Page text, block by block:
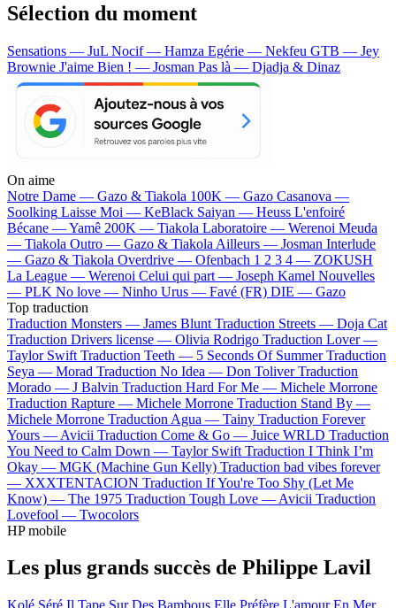
Sélection du moment
Sensations — JuL Nocif — Hamza Egérie — Nekfeu GTB — Jey
Brownie J'aime Bien ! — Josman Pas là — Djadja & Dinaz
On aime
Notre Dame — Gazo & Tiakola 100K — Gazo Casanova —
Soolking Laisse Moi — KeBlack Saiyan — Heuss L'enfoiré
Bécane —Yamê 200K — Tiakola Laboratoire — Werenoi Meuda
— Tiakola Outro — Gazo & Tiakola Ailleurs — Josman Interlude
— Gazo & Tiakola Overdrive — Ofenbach 1 2 3 4 — ZOKUSH
La League — Werenoi Celui qui part — Joseph Kamel Nouvelles
— PLK No love — Ninho Urus — Favé (FR) DIE — Gazo
Top traduction
Traduction Monsters — James Blunt Traduction Streets — Doja Cat
Traduction Drivers license — Olivia Rodrigo Traduction Lover —
Taylor Swift Traduction Teeth — 5 Seconds Of Summer Traduction
Seya — Morad Traduction No Idea — Don Toliver Traduction
Morado — J Balvin Traduction Hard For Me — Michele Morrone
Traduction Rapture — Michele Morrone Traduction Stand By —
Michele Morrone Traduction Agua — Tainy Traduction Forever
Yours — Avicii Traduction Come & Go — Juice WRLD Traduction
You Need to Calm Down — Taylor Swift Traduction I Think I’m
Okay — MGK (Machine Gun Kelly) Traduction bad vibes forever
— XXXTENTACION Traduction If You're Too Shy (Let Me
Know) — The 1975 Traduction Tough Love — Avicii Traduction
Lovefool — Twocolors
HP mobile
Les plus grands succès de Philippe Lavil